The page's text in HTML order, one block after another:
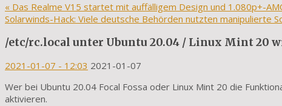
« Das Realme V15 startet mit auffälligem Design und 1.080p+-
Solarwinds-Hack: Viele deutsche Behörden nutzten manipulierte
/etc/rc.local unter Ubuntu 20.04 / Linux Mint 20
2021-01-07 - 12:03 2021-01-07
Wer bei Ubuntu 20.04 Focal Fossa oder Linux Mint 20 die
aktivieren.